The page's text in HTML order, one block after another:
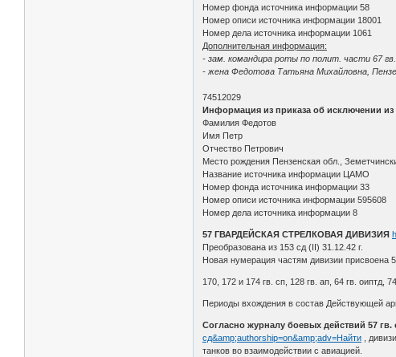
Номер фонда источника информации 58
Номер описи источника информации 18001
Номер дела источника информации 1061
Дополнительная информация:
- зам. командира роты по полит. части 67
- жена Федотова Татьяна Михайловна,
74512029
Информация из приказа об исключении из
Фамилия Федотов
Имя Петр
Отчество Петрович
Место рождения Пензенская обл.,
Название источника информации ЦАМО
Номер фонда источника информации 33
Номер описи источника информации 595608
Номер дела источника информации 8
57 ГВАРДЕЙСКАЯ СТРЕЛКОВАЯ ДИВИЗИЯ
Преобразована из 153 сд (II) 31.12.42 г.
Новая нумерация частям дивизии присвоена
170, 172 и 174 гв. сп, 128 гв. ап, 64 гв. оиптд,
Периоды вхождения в состав Действующей
Согласно журналу боевых действий 57 гв.
сд&amp;authorship=on&amp;adv=Найти ,
танков во взаимодействии с авиацией.